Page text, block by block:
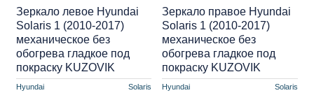
Hyundai Solaris
Зеркало левое Hyundai
Solaris 1 (2010-2017)
механическое без
обогрева гладкое под
покраску KUZOVIK
Hyundai Solaris
Зеркало правое Hyundai
Solaris 1 (2010-2017)
механическое без
обогрева гладкое под
покраску KUZOVIK